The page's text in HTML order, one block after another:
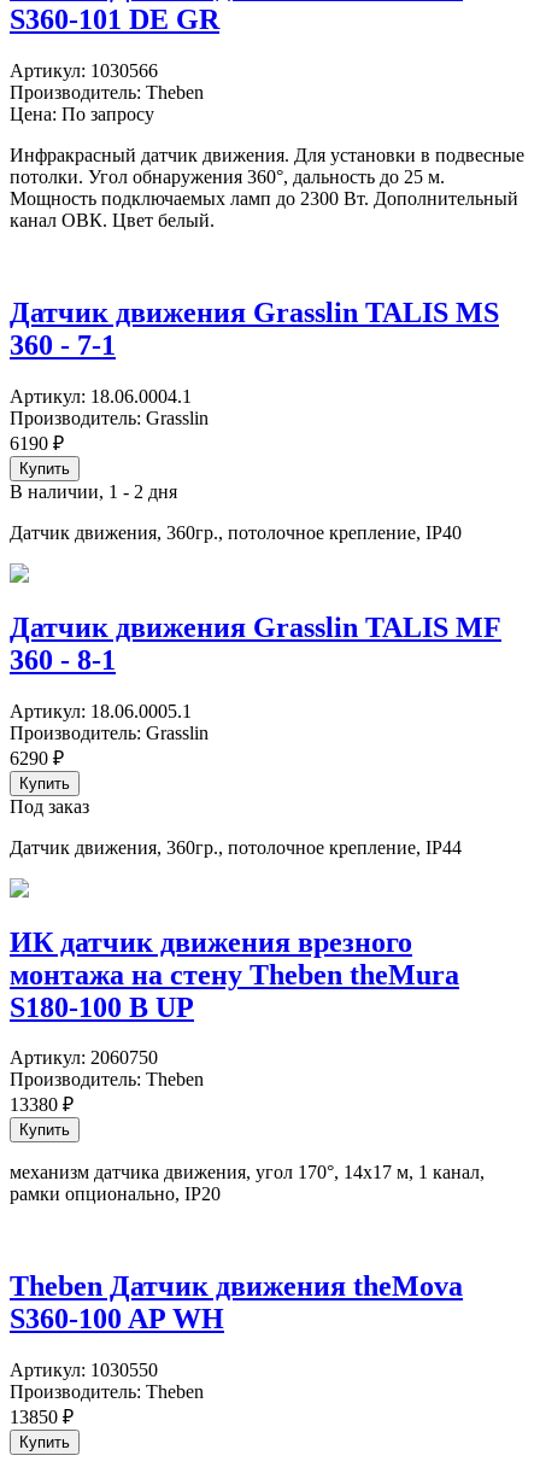
S360-101 DE GR
Артикул: 1030566
Производитель: Theben
Цена: По запросу
Инфракрасный датчик движения. Для установки в подвесные
потолки. Угол обнаружения 360°, дальность до 25 м.
Мощность подключаемых ламп до 2300 Вт. Дополнительный
канал ОВК. Цвет белый.
Датчик движения Grasslin TALIS MS
360 - 7-1
Артикул: 18.06.0004.1
Производитель: Grasslin
6190 ₽
В наличии, 1 - 2 дня
Датчик движения, 360гр., потолочное крепление, IP40
Датчик движения Grasslin TALIS MF
360 - 8-1
Артикул: 18.06.0005.1
Производитель: Grasslin
6290 ₽
Под заказ
Датчик движения, 360гр., потолочное крепление, IP44
ИК датчик движения врезного
монтажа на стену Theben theMura
S180-100 B UP
Артикул: 2060750
Производитель: Theben
13380 ₽
механизм датчика движения, угол 170°, 14х17 м, 1 канал,
рамки опционально, IP20
Theben Датчик движения theMova
S360-100 AP WH
Артикул: 1030550
Производитель: Theben
13850 ₽